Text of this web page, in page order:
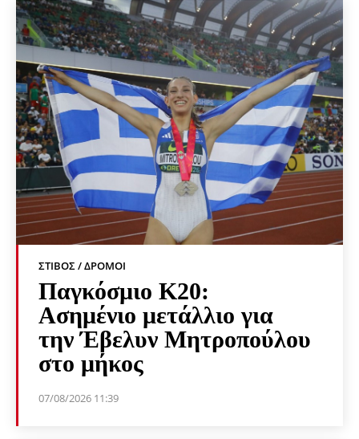
ΣΤΊΒΟΣ / ΔΡΌΜΟΙ
Παγκόσμιο Κ20:
Ασημένιο μετάλλιο για
την Έβελυν Μητροπούλου
στο μήκος
07/08/2026 11:39